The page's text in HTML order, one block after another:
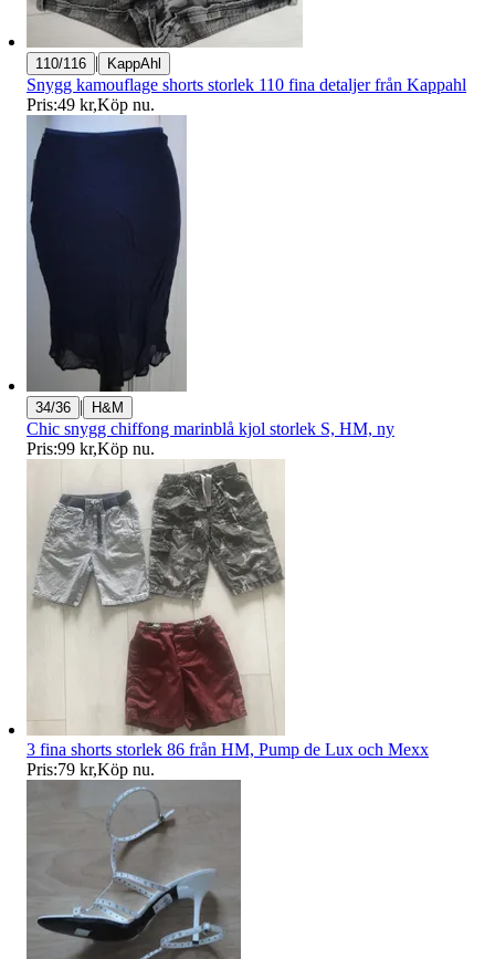
110/116 | KappAhl
Snygg kamouflage shorts storlek 110 fina detaljer från Kappahl
Pris:49 kr,Köp nu.
34/36 | H&M
Chic snygg chiffong marinblå kjol storlek S, HM, ny
Pris:99 kr,Köp nu.
3 fina shorts storlek 86 från HM, Pump de Lux och Mexx
Pris:79 kr,Köp nu.